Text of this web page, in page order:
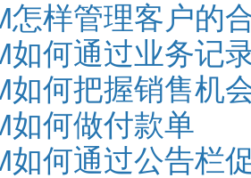
怎样管理客户的
如何通过业务记
如何把握销售机
如何做付款单
如何通过公告栏